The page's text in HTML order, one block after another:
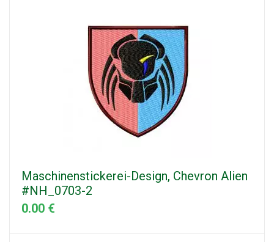
Maschinenstickerei-Design, Chevron Alien
#NH_0703-2
0.00 €